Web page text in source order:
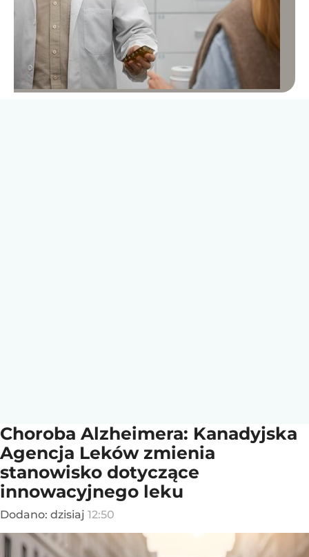
Choroba Alzheimera: Kanadyjska
Agencja Leków zmienia
stanowisko dotyczące
innowacyjnego leku
Dodano: dzisiaj 12:50